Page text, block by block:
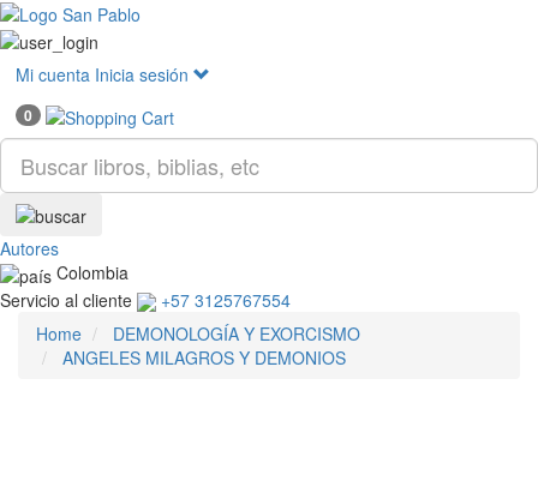
Mi cuenta Inicia sesión
0
Autores
Colombia
Servicio al cliente
+57 3125767554
Home
DEMONOLOGÍA Y EXORCISMO
ANGELES MILAGROS Y DEMONIOS